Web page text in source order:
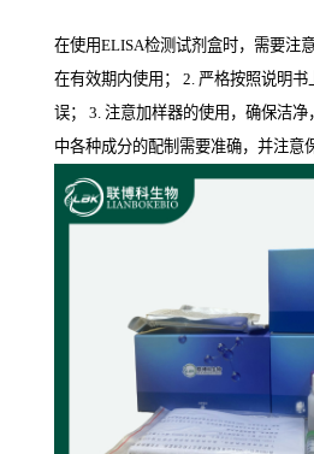
在使用ELISA检测试剂盒时，需要注
在有效期内使用； 2. 严格按照说明
误； 3. 注意加样器的使用，确保洁
中各种成分的配制需要准确，并注意